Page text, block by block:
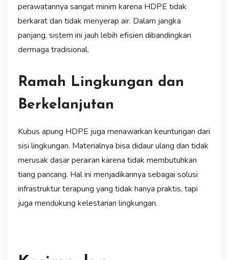
perawatannya sangat minim karena HDPE tidak
berkarat dan tidak menyerap air. Dalam jangka
panjang, sistem ini jauh lebih efisien dibandingkan
dermaga tradisional.
Ramah Lingkungan dan
Berkelanjutan
Kubus apung HDPE juga menawarkan keuntungan dari
sisi lingkungan. Materialnya bisa didaur ulang dan tidak
merusak dasar perairan karena tidak membutuhkan
tiang pancang. Hal ini menjadikannya sebagai solusi
infrastruktur terapung yang tidak hanya praktis, tapi
juga mendukung kelestarian lingkungan.